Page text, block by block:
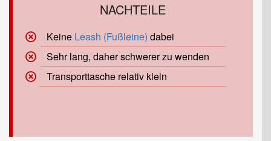
Keine Leash (Fußleine) dabei
Sehr lang, daher schwerer zu wenden
Transporttasche relativ klein